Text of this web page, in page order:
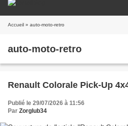
Accueil » auto-moto-retro
auto-moto-retro
Renault Colorale Pick-Up
Publié le 29/07/2026 à 11:56
Par Zorglub34